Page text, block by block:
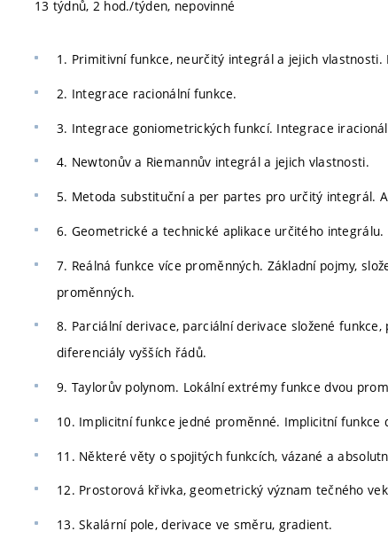
13 týdnů, 2 hod./týden, nepovinné
1. Primitivní funkce, neurčitý integrál a jejich
2. Integrace racionální funkce.
3. Integrace goniometrických funkcí. Integrace
4. Newtonův a Riemannův integrál a jejich vlastnosti.
5. Metoda substituční a per partes pro určitý integrál.
6. Geometrické a technické aplikace určitého integrálu.
7. Reálná funkce více proměnných. Základní pojmy,
proměnných.
8. Parciální derivace, parciální derivace složené
diferenciály vyšších řádů.
9. Taylorův polynom. Lokální extrémy funkce dvou
10. Implicitní funkce jedné proměnné. Implicitní funkce
11. Některé věty o spojitých funkcích, vázané a
12. Prostorová křivka, geometrický význam tečného
13. Skalární pole, derivace ve směru, gradient.